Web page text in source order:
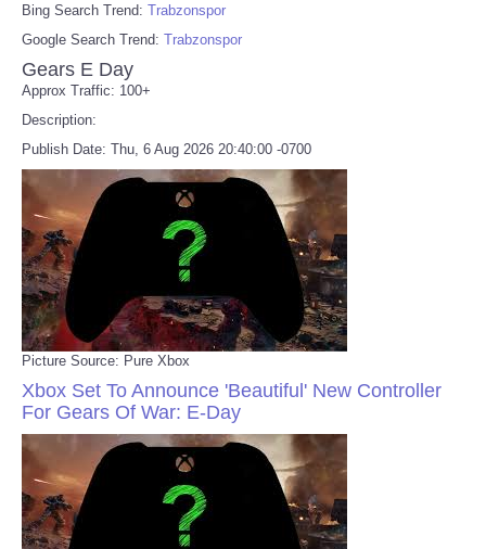
Bing Search Trend: Trabzonspor
Google Search Trend: Trabzonspor
Gears E Day
Approx Traffic: 100+
Description:
Publish Date: Thu, 6 Aug 2026 20:40:00 -0700
Picture Source: Pure Xbox
Xbox Set To Announce 'Beautiful' New Controller
For Gears Of War: E-Day